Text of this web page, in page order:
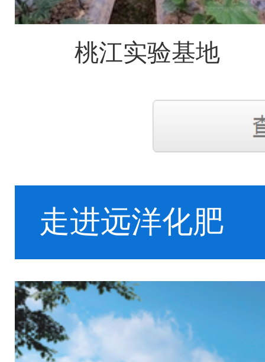
桃江实验基地
走进远洋化肥